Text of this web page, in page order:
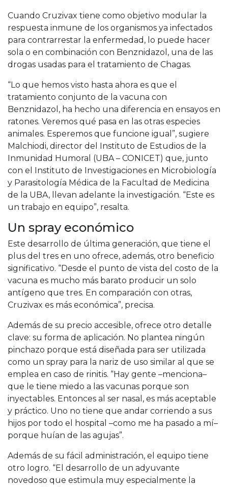
Cuando Cruzivax tiene como objetivo modular la
respuesta inmune de los organismos ya infectados
para contrarrestar la enfermedad, lo puede hacer
sola o en combinación con Benznidazol, una de las
drogas usadas para el tratamiento de Chagas.
“Lo que hemos visto hasta ahora es que el
tratamiento conjunto de la vacuna con
Benznidazol, ha hecho una diferencia en ensayos en
ratones. Veremos qué pasa en las otras especies
animales. Esperemos que funcione igual”, sugiere
Malchiodi, director del Instituto de Estudios de la
Inmunidad Humoral (UBA – CONICET) que, junto
con el Instituto de Investigaciones en Microbiología
y Parasitología Médica de la Facultad de Medicina
de la UBA, llevan adelante la investigación. “Este es
un trabajo en equipo”, resalta.
Un spray económico
Este desarrollo de última generación, que tiene el
plus del tres en uno ofrece, además, otro beneficio
significativo. “Desde el punto de vista del costo de la
vacuna es mucho más barato producir un solo
antígeno que tres. En comparación con otras,
Cruzivax es más económica”, precisa.
Además de su precio accesible, ofrece otro detalle
clave: su forma de aplicación. No plantea ningún
pinchazo porque está diseñada para ser utilizada
como un spray para la nariz de uso similar al que se
emplea en caso de rinitis. “Hay gente –menciona–
que le tiene miedo a las vacunas porque son
inyectables. Entonces al ser nasal, es más aceptable
y práctico. Uno no tiene que andar corriendo a sus
hijos por todo el hospital –como me ha pasado a mí–
porque huían de las agujas”.
Además de su fácil administración, el equipo tiene
otro logro. “El desarrollo de un adyuvante
novedoso que estimula muy especialmente la